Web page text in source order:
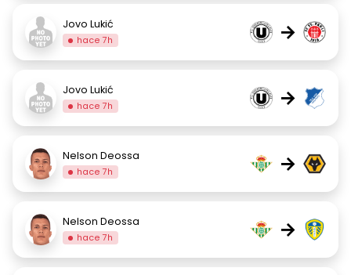
Jovo Lukić
hace 7h →
Jovo Lukić
hace 7h →
Nelson Deossa
hace 7h →
Nelson Deossa
hace 7h →